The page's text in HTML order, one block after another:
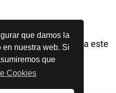
que damos la
nuestra web. Si
que
Cookies
avanzadapara este